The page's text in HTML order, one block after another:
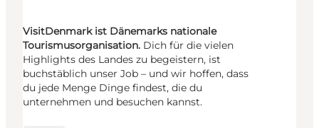
VisitDenmark ist Dänemarks nationale
Tourismusorganisation. Dich für die vielen
Highlights des Landes zu begeistern, ist
buchstäblich unser Job – und wir hoffen, dass
du jede Menge Dinge findest, die du
unternehmen und besuchen kannst.